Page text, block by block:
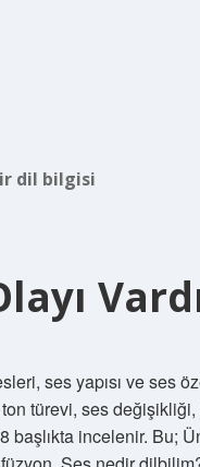
dil bilgisi
ses yapısı ve ses
türevi, ses
başlıkta incelenir. Bu;